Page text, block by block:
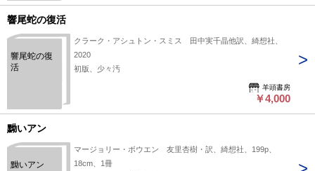
響尾蛇の復活
響尾蛇の復
活
クラーク・アシュトン・スミス 田中実千晶他訳、綺想社、
2020
初版、少々汚
羊頭書房
￥4,000
黝いアン
黝いアン
マージョリー・ボウエン 友里杏樹・訳、綺想社、199p、
18cm、1冊